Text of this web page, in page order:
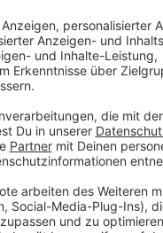
Knoblauchzehe
Salz
Pfeffer
200g Möhre
200g Lauch
50g Butter
2 Schalotten in feine
100ml Sahne
Saft von einer